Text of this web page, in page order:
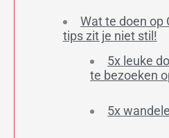
Wat te doen op
tips zit je niet stil!
5x leuke
te bezoeken
5x